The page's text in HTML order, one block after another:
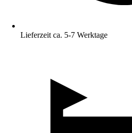
Lieferzeit ca. 5-7 Werktage